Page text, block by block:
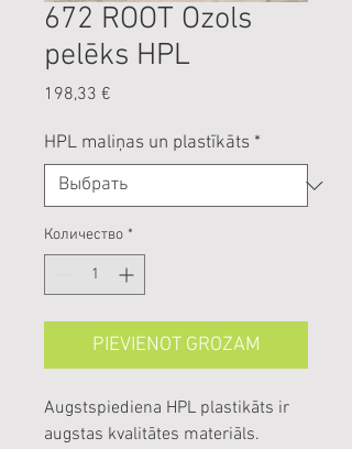
672 ROOT Ozols
pelēks HPL
198,33 €
HPL maliņas un plastīkāts *
Количество *
PIEVIENOT GROZAM
Augstspiediena HPL plastikāts ir
augstas kvalitātes materiāls.